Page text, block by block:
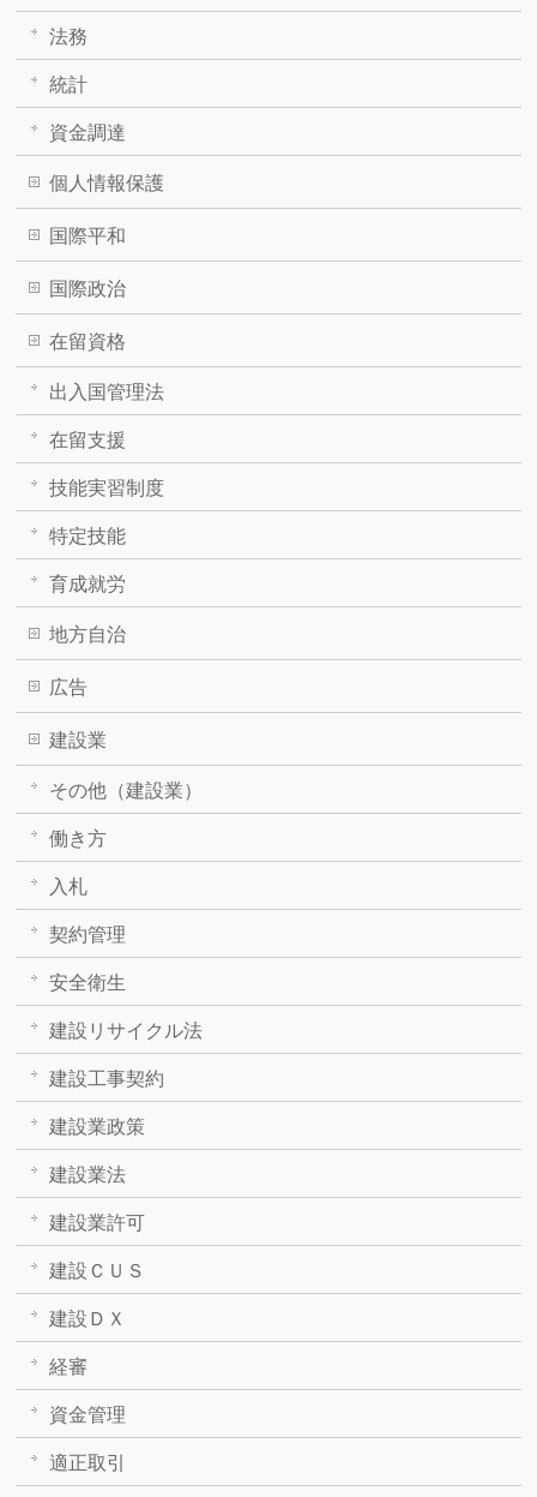
法務
統計
資金調達
個人情報保護
国際平和
国際政治
在留資格
出入国管理法
在留支援
技能実習制度
特定技能
育成就労
地方自治
広告
建設業
その他（建設業）
働き方
入札
契約管理
安全衛生
建設リサイクル法
建設工事契約
建設業政策
建設業法
建設業許可
建設ＣＵＳ
建設ＤＸ
経審
資金管理
適正取引